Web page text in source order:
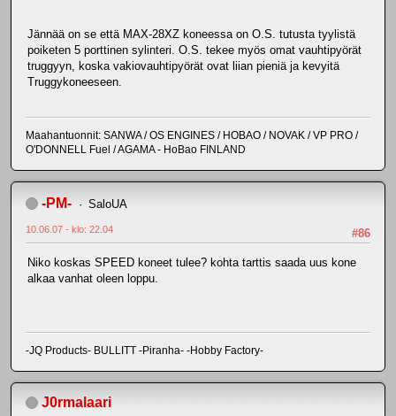
Jännää on se että MAX-28XZ koneessa on O.S. tutusta tyylistä
poiketen 5 porttinen sylinteri. O.S. tekee myös omat vauhtipyörät
truggyyn, koska vakiovauhtipyörät ovat liian pieniä ja kevyitä
Truggykoneeseen.
Maahantuonnit: SANWA / OS ENGINES / HOBAO / NOVAK / VP PRO /
O'DONNELL Fuel / AGAMA - HoBao FINLAND
-PM- SaloUA
#86
10.06.07 - klo: 22.04
Niko koskas SPEED koneet tulee? kohta tarttis saada uus kone
alkaa vanhat oleen loppu.
-JQ Products- BULLITT -Piranha- -Hobby Factory-
J0rmalaari